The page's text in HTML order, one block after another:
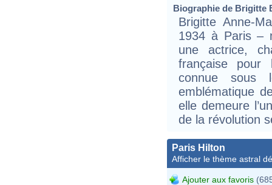
Biographie de Brigitte
Brigitte Anne-
1934 à Paris –
une actrice,
française pour
connue sous
emblématique
elle demeure
de la révolution
Paris Hilton
Afficher le thème astral
Ajouter aux favoris